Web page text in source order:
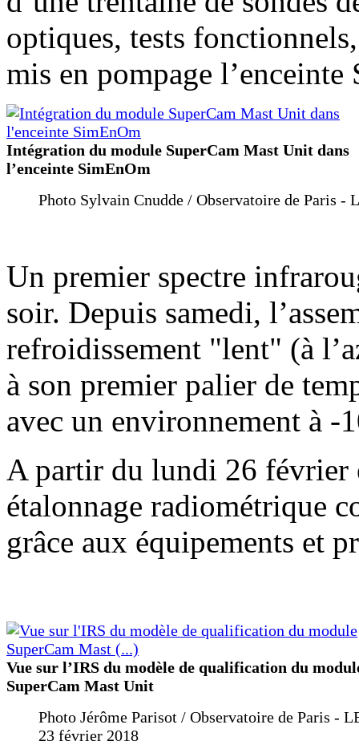
optiques, tests
mis en pompage
Intégration du module SuperCam Mast Unit dans
l’enceinte SimEnOm
Photo Sylvain Cnudde / Observatoire de Paris -
Un premier spectre
soir. Depuis samedi,
refroidissement "lent" (à
à son premier palier de
avec un environnement à -
A partir du lundi 26 février
étalonnage radiométrique
grâce aux équipements et
Vue sur l’IRS du modèle de qualification du
SuperCam Mast Unit
Photo Jérôme Parisot / Observatoire de Paris -
23 février 2018